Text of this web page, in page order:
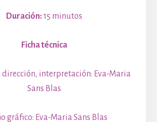
Duración:15 minutos
Ficha técnica
dirección, interpretación: Eva-Maria
Sans Blas
gráfico: Eva-Maria Sans Blas